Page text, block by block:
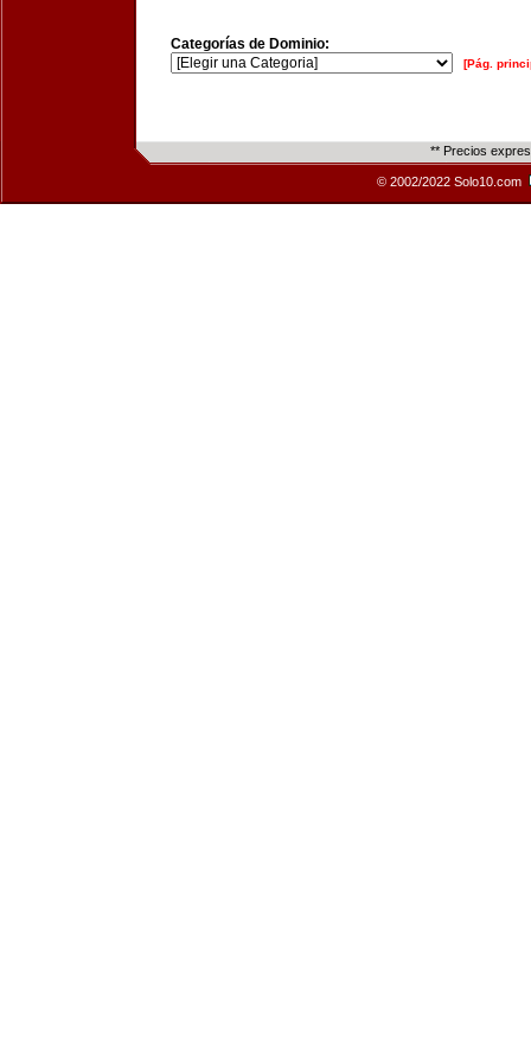
Categorías de Dominio:
[Pág.
** Precios
© 2002/2022 Solo10.com